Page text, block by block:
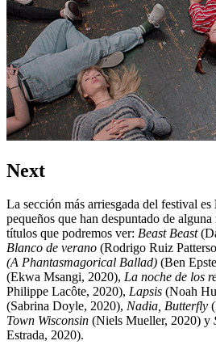
Next
La sección más arriesgada del festival es
pequeños que han despuntado de
títulos que podremos ver: Beast Beast
Blanco de verano (Rodrigo Ruiz
(A Phantasmagorical Ballad) (Ben
(Ekwa Msangi, 2020), La noche de los
Philippe Lacôte, 2020), Lapsis (Noah
(Sabrina Doyle, 2020), Nadia, Butterfly
Town Wisconsin (Niels Mueller, 2020) y
Estrada, 2020).